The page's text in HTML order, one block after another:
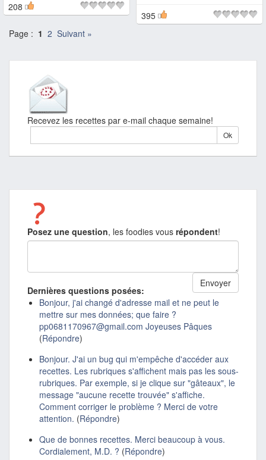
208
395
Page : 1 2 Suivant »
Recevez les recettes par e-mail chaque semaine!
Posez une question, les foodies vous répondent!
Dernières questions posées:
Bonjour, j'ai changé d'adresse mail et ne peut le
mettre sur mes données; que faire ?
pp0681170967@gmail.com Joyeuses Pâques
(Répondre)
Bonjour. J'ai un bug qui m'empêche d'accéder aux
recettes. Les rubriques s'affichent mais pas les sous-
rubriques. Par exemple, si je clique sur "gâteaux", le
message "aucune recette trouvée" s'affiche.
Comment corriger le problème ? Merci de votre
attention. (Répondre)
Que de bonnes recettes. Merci beaucoup à vous.
Cordialement, M.D. ? (Répondre)